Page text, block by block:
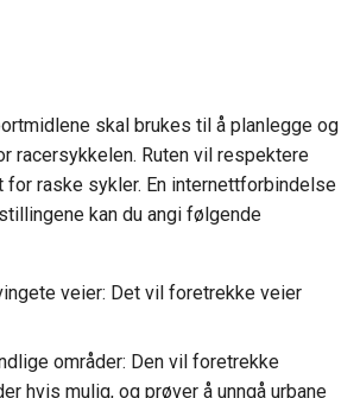
skal brukes til å planlegge og
racersykkelen. Ruten vil respektere
for raske sykler. En internettforbindelse
kan du angi følgende
veier: Det vil foretrekke veier
områder: Den vil foretrekke
hvis mulig, og prøver å unngå urbane